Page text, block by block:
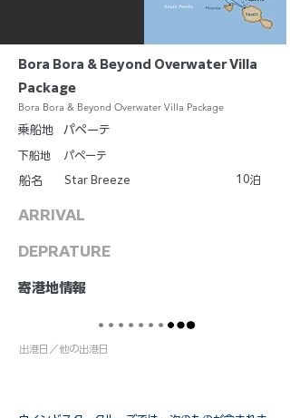
Bora Bora & Beyond Overwater Villa
Package
Bora Bora & Beyond Overwater Villa Package
乗船地
下船地
船名
パペーテ
パペーテ
Star Breeze 10泊
ARRIVAL
DEPRATURE
​寄港地情報
出港日／他の出港日